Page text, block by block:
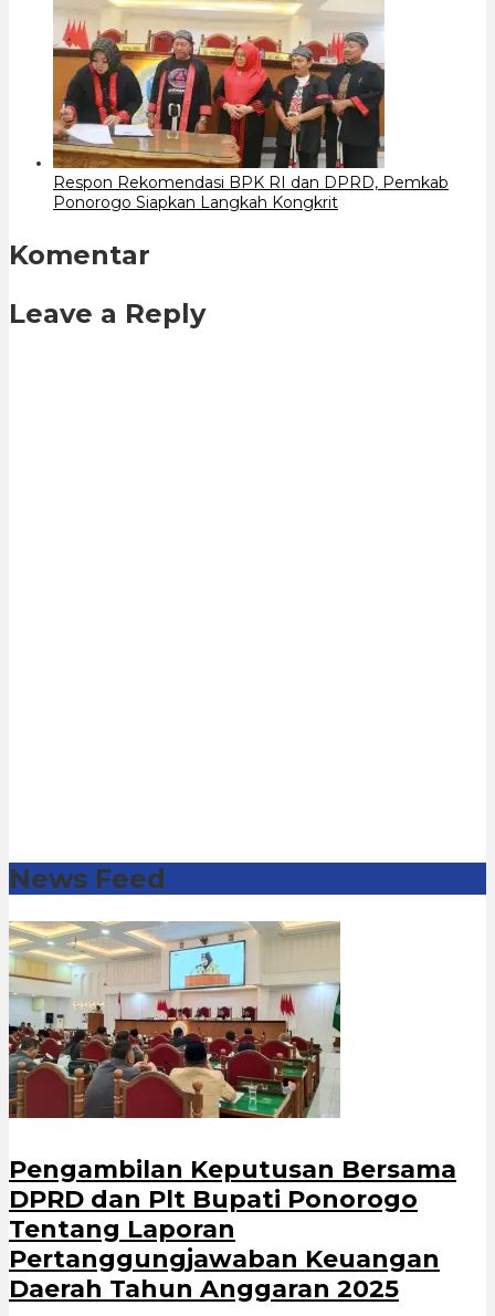
Respon Rekomendasi BPK RI dan DPRD, Pemkab
Ponorogo Siapkan Langkah Kongkrit
Komentar
Leave a Reply
News Feed
Pengambilan Keputusan Bersama
DPRD dan Plt Bupati Ponorogo
Tentang Laporan
Pertanggungjawaban Keuangan
Daerah Tahun Anggaran 2025